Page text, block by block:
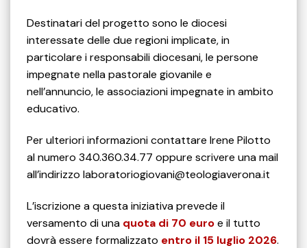
Destinatari del progetto sono le diocesi
interessate delle due regioni implicate, in
particolare i responsabili diocesani, le persone
impegnate nella pastorale giovanile e
nell’annuncio, le associazioni impegnate in ambito
educativo.
Per ulteriori informazioni contattare Irene Pilotto
al numero 340.360.34.77 oppure scrivere una mail
all’indirizzo laboratoriogiovani@teologiaverona.it
L’iscrizione a questa iniziativa prevede il
versamento di una quota di 70 euroe il tutto
dovrà essere formalizzato entro il 15 luglio 2026.